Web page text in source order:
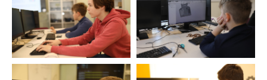
Все права защищены
Политика
конфиденциальности